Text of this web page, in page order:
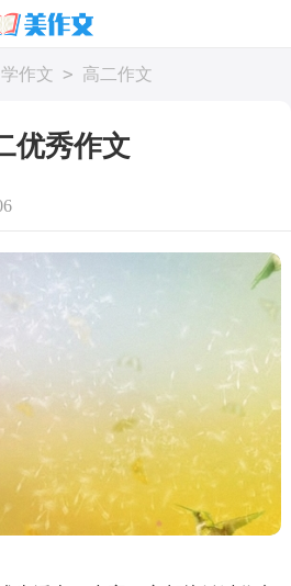
作文 > 高二作文
优秀作文